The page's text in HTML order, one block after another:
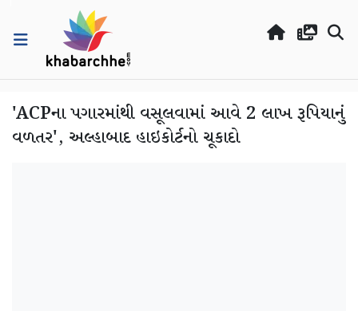
'ACPના પગારમાંથી વસૂલવામાં આવે 2 લાખ રૂપિયાનું
વળતર', અલ્હાબાદ હાઇકોર્ટનો ચૂકાદો